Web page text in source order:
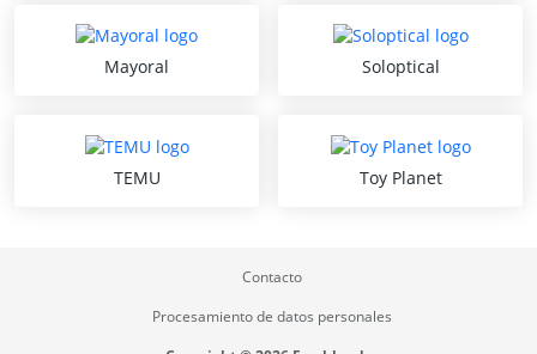
Mayoral Soloptical
TEMU Toy Planet
Contacto
Procesamiento de datos personales